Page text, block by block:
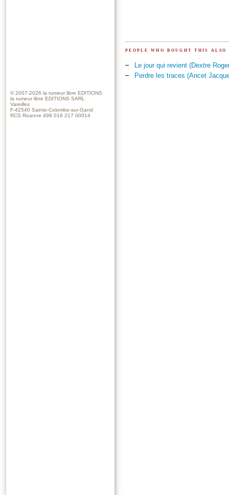
people who bought this also
Le jour qui revient (Dextre
Perdre les traces (Ancet
© 2007-2026 la rumeur libre EDITIONS
la rumeur libre EDITIONS SARL
Vareilles
F-42540 Sainte-Colombe-sur-Gand
RCS Roanne 498 018 217 00014